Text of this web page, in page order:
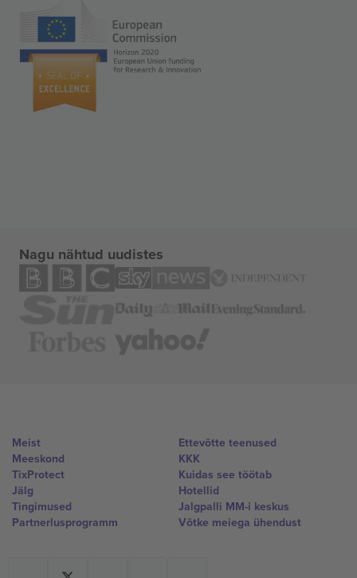
Nagu nähtud uudistes
Meist
Meeskond
TixProtect
Jälg
Tingimused
Partnerlusprogramm
Ettevõtte teenused
KKK
Kuidas see töötab
Hotellid
Jalgpalli MM-i keskus
Võtke meiega ühendust